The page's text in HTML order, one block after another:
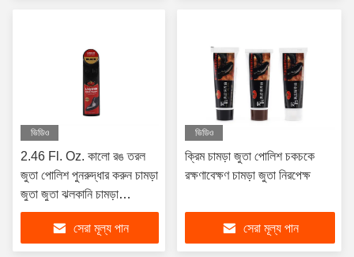
ভিডিও
2.46 Fl. Oz. কালো রঙ তরল
জুতা পোলিশ পুনরুদ্ধার করুন চামড়া
জুতা জুতা ঝলকানি চামড়া
Carnauba পুষ্টি
সেরা মূল্য পান
ভিডিও
ক্রিম চামড়া জুতা পোলিশ চকচকে
রক্ষণাবেক্ষণ চামড়া জুতা নিরপেক্ষ
সেরা মূল্য পান